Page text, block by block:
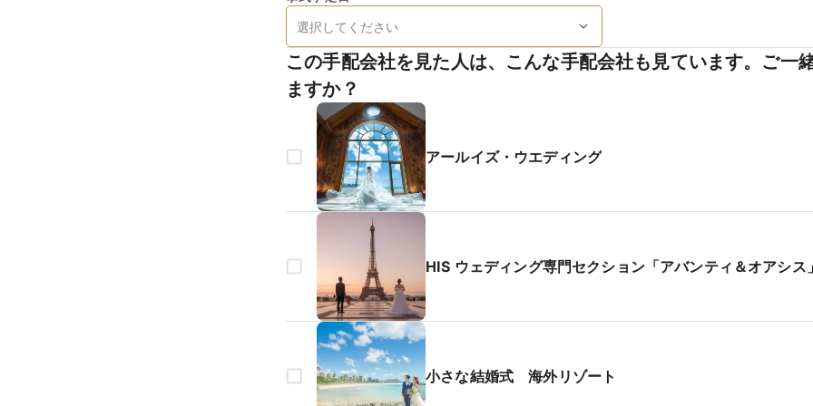
この手配会社を見た人は、こんな手配会社も見ています。ご一
ますか？
アールイズ・ウエディング
HIS ウェディング専門セクション「アバンティ＆オアシス」
小さな結婚式 海外リゾート